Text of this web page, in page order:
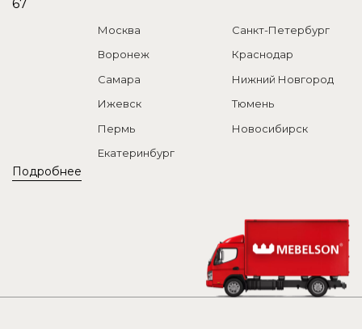
67
Подробнее
Москва
Санкт-Петербург
Воронеж
Краснодар
Самара
Нижний Новгород
Ижевск
Тюмень
Пермь
Новосибирск
Екатеринбург